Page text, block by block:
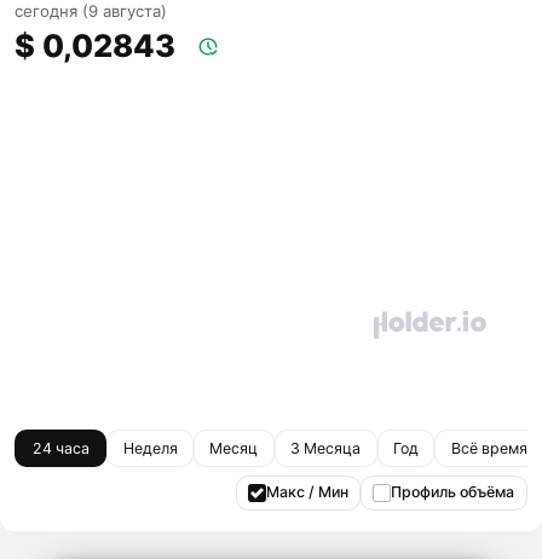
сегодня (9 августа)
$ 0,02843
24 часа Неделя Месяц 3 Месяца Год Всё время
Макс / Мин Профиль объёма